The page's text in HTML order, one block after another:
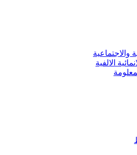
والاجتماعية
الالفية